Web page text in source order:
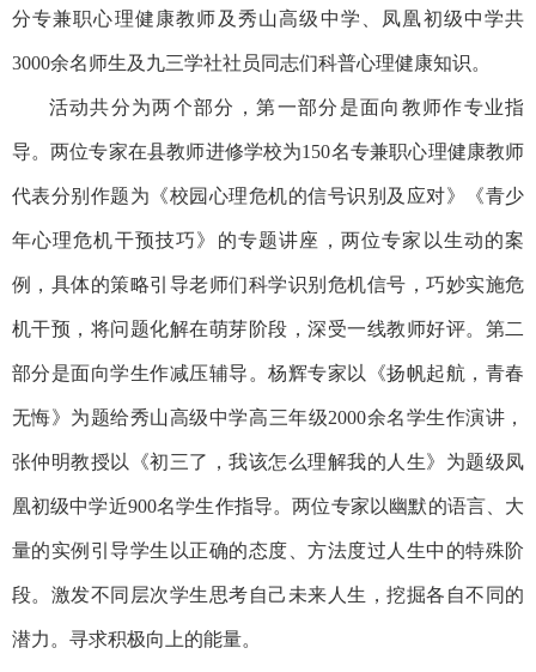
分专兼职心理健康教师及秀山高级中学、凤凰初级中学共
3000余名师生及九三学社社员同志们科普心理健康知识。
活动共分为两个部分，第一部分是面向教师作专业指
导。两位专家在县教师进修学校为150名专兼职心理健康教师
代表分别作题为《校园心理危机的信号识别及应对》《青少
年心理危机干预技巧》的专题讲座，两位专家以生动的案
例，具体的策略引导老师们科学识别危机信号，巧妙实施危
机干预，将问题化解在萌芽阶段，深受一线教师好评。第二
部分是面向学生作减压辅导。杨辉专家以《扬帆起航，青春
无悔》为题给秀山高级中学高三年级2000余名学生作演讲，
张仲明教授以《初三了，我该怎么理解我的人生》为题级凤
凰初级中学近900名学生作指导。两位专家以幽默的语言、大
量的实例引导学生以正确的态度、方法度过人生中的特殊阶
段。激发不同层次学生思考自己未来人生，挖掘各自不同的
潜力。寻求积极向上的能量。